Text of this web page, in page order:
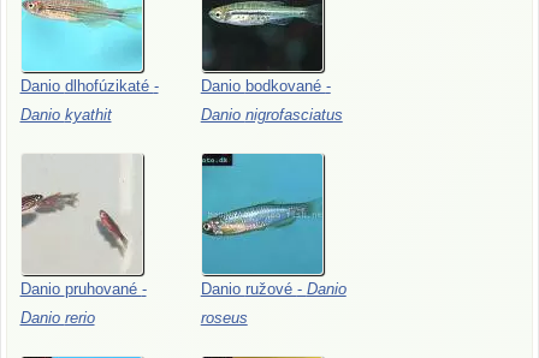
Danio dlhofúzikaté -
Danio kyathit
Danio bodkované -
Danio nigrofasciatus
Danio pruhované -
Danio rerio
Danio ružové - Danio
roseus